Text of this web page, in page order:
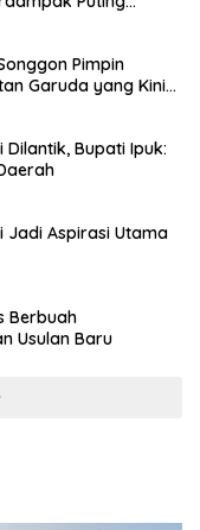
Pimpin
Garuda yang Kini
Dilantik, Bupati Ipuk:
Jadi Aspirasi Utama
Berbuah
Usulan Baru